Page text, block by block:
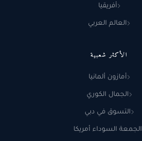
أفريقيا
العالم العربي
الأكثر شعبية
أمازون ألمانيا
الجمال الكوري
التسوق في دبي
الجمعة السوداء أمريكا